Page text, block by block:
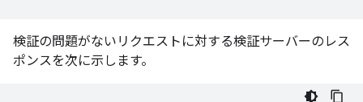
検証の問題がないリクエストに対する検証サーバーのレス
ポンスを次に示します。